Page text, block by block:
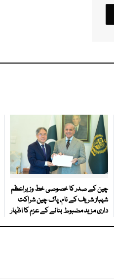
چین کے صدر کا خصوصی خط وزیراعظم
شہباز شریف کے نام، پاک چین شراکت
داری مزید مضبوط بنانے کے عزم کا اظہار